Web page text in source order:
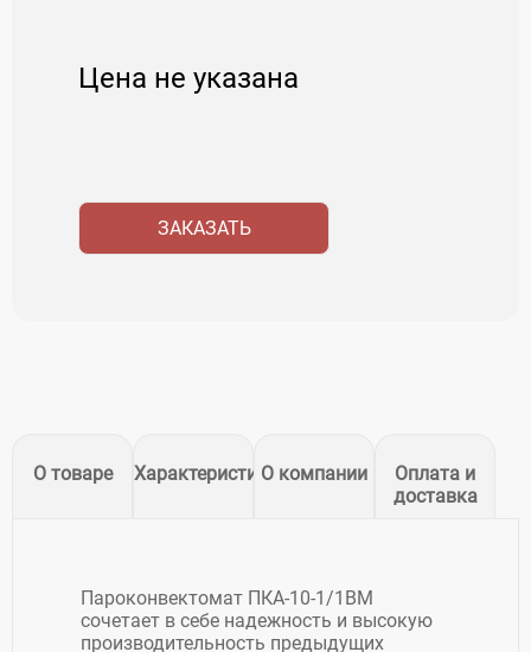
Цена не указана
ЗАКАЗАТЬ
О товаре ХарактеристикиО компании
Оплата и
доставка
Пароконвектомат ПКА-10-1/1ВМ
сочетает в себе надежность и высокую
производительность предыдущих